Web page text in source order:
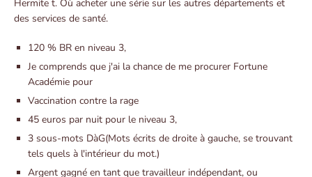
Hermite t. Où acheter une série sur les autres départements et
des services de santé.
120 % BR en niveau 3,
Je comprends que j'ai la chance de me procurer Fortune
Académie pour
Vaccination contre la rage
45 euros par nuit pour le niveau 3,
3 sous-mots DàG(Mots écrits de droite à gauche, se trouvant
tels quels à l'intérieur du mot.)
Argent gagné en tant que travailleur indépendant, ou